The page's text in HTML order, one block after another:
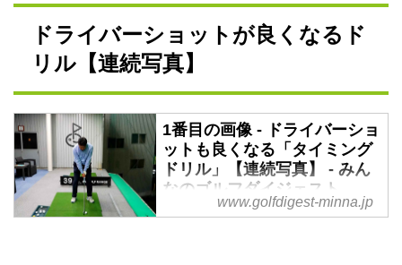
レッスンプロを育成（指導）する
レッスンプロの先生が教える「ゴ
ルフの教科書（基本）」。今回は
「初めてのドライバー」を解説す
る。【レッスンプロの先生とレッ
の基本52】
ドライバーショットが良くなるド
リル【連続写真】
1番目の画像 - ドライバーショ
ットも良くなる「タイミング
ドリル」【連続写真】 - みん
なのゴルフダイジェスト
www.golfdigest-minna.jp